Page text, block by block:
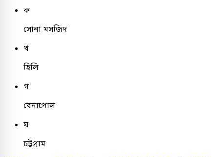
ক
সোনা মসজিদ
খ
হিলি
গ
বেনাপোল
ঘ
চট্টগ্রাম